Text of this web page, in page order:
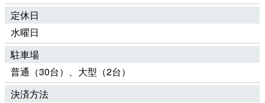
定休日
水曜日
駐車場
普通（30台）、大型（2台）
決済方法